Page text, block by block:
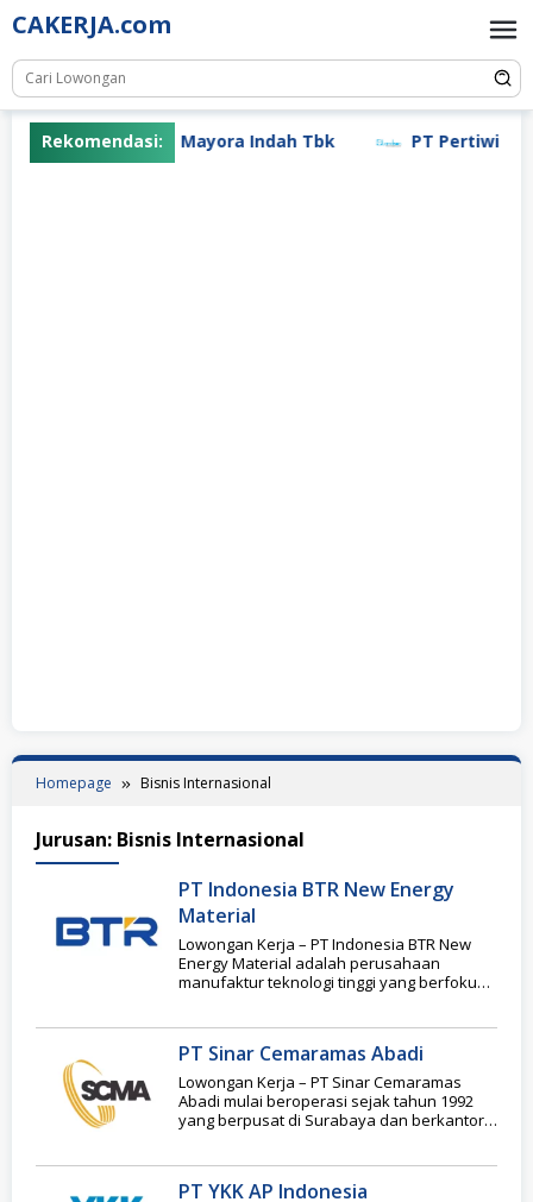
Skip
to
content
CAKERJA.com
Rekomendasi:PT Mayora Indah Tbk PT Pertiwi
Homepage Bisnis Internasional
Jurusan: Bisnis Internasional
PT Indonesia BTR New Energy
Material
Lowongan Kerja – PT Indonesia BTR New
Energy Material adalah perusahaan
manufaktur teknologi tinggi yang berfokus
PT Sinar Cemaramas Abadi
Lowongan Kerja – PT Sinar Cemaramas
Abadi mulai beroperasi sejak tahun 1992
yang berpusat di Surabaya dan berkantor
PT YKK AP Indonesia